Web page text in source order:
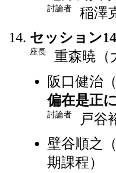
討論者
稲澤
セッション
座長
重森暁（
阪口健治
偏在是正
討論者
戸谷
壁谷順之
期課程）